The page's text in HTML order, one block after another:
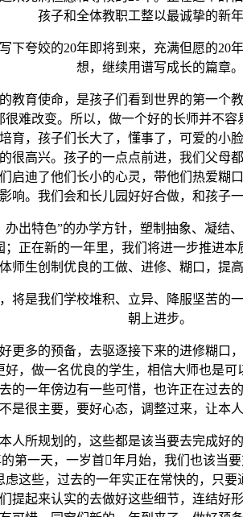
孩子和全体教职工整以最诚挚的新年
姣的20年即将到来，充满但愿的20
想，继续用谱写成长的篇章。
育使命，是孩子们看到世界的第一个
难改变。所以，做一个好的长师并不
育，孩子们长大了，懂事了，可爱的
很高兴。孩子的一点点前进，我们父
启迪了他们长小的心灵，带他们热爱
响。我们会和长儿园好好合做，和孩子
特色”的办学方针，塑制抽象、凝结
正在新的一年里，我们将进一步推进
师生创制优良的工做、进修、糊口，提
是我们学校堆积、立异、降服坚苦的
朝上进步。
多的预备，去驱逐接下来的进修糊口
，做一名优良的学生，相信大师也是
的一年傍边有一些可惜，也许正在过
是很主要，要好心态，调整过来，让本人
规划的，这些都是该当要去完成好
第一天，一岁首年月始，我们也该当
这些，过去的一年实正在常快的，只
提起来认实的去做好这些细节，连结